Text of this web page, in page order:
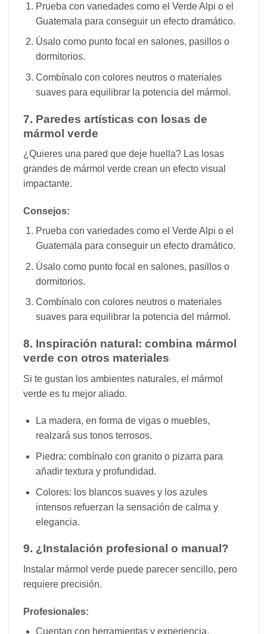
Prueba con variedades como el Verde Alpi o el
Guatemala para conseguir un efecto dramático.
Úsalo como punto focal en salones, pasillos o
dormitorios.
Combínalo con colores neutros o materiales
suaves para equilibrar la potencia del mármol.
7. Paredes artísticas con losas de
mármol verde
¿Quieres una pared que deje huella? Las losas
grandes de mármol verde crean un efecto visual
impactante.
Consejos:
Prueba con variedades como el Verde Alpi o el
Guatemala para conseguir un efecto dramático.
Úsalo como punto focal en salones, pasillos o
dormitorios.
Combínalo con colores neutros o materiales
suaves para equilibrar la potencia del mármol.
8. Inspiración natural: combina mármol
verde con otros materiales
Si te gustan los ambientes naturales, el mármol
verde es tu mejor aliado.
La madera, en forma de vigas o muebles,
realzará sus tonos terrosos.
Piedra: combínalo con granito o pizarra para
añadir textura y profundidad.
Colores: los blancos suaves y los azules
intensos refuerzan la sensación de calma y
elegancia.
9. ¿Instalación profesional o manual?
Instalar mármol verde puede parecer sencillo, pero
requiere precisión.
Profesionales:
Cuentan con herramientas y experiencia.